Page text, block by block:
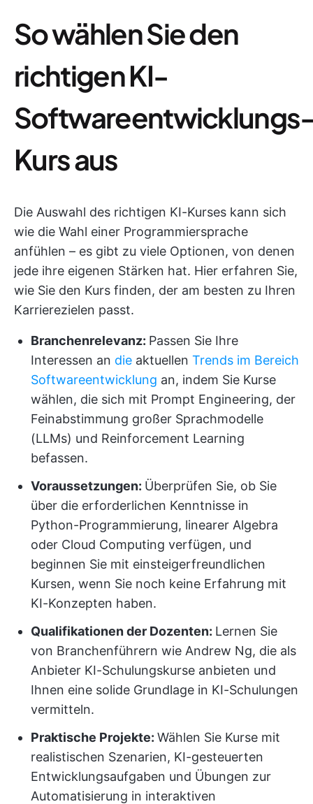
So wählen Sie den
richtigen KI-
Kurs aus
Die Auswahl des richtigen KI-Kurses kann sich
wie die Wahl einer Programmiersprache
anfühlen – es gibt zu viele Optionen, von denen
jede ihre eigenen Stärken hat. Hier erfahren Sie,
wie Sie den Kurs finden, der am besten zu Ihren
Karrierezielen passt.
Branchenrelevanz: Passen Sie Ihre
Interessen an die aktuellen Trends im Bereich
Softwareentwicklung an, indem Sie Kurse
wählen, die sich mit Prompt Engineering, der
Feinabstimmung großer Sprachmodelle
(LLMs) und Reinforcement Learning
befassen.
Voraussetzungen: Überprüfen Sie, ob Sie
über die erforderlichen Kenntnisse in
Python-Programmierung, linearer Algebra
oder Cloud Computing verfügen, und
beginnen Sie mit einsteigerfreundlichen
Kursen, wenn Sie noch keine Erfahrung mit
KI-Konzepten haben.
Qualifikationen der Dozenten: Lernen Sie
von Branchenführern wie Andrew Ng, die als
Anbieter KI-Schulungskurse anbieten und
Ihnen eine solide Grundlage in KI-Schulungen
vermitteln.
Praktische Projekte: Wählen Sie Kurse mit
realistischen Szenarien, KI-gesteuerten
Entwicklungsaufgaben und Übungen zur
Automatisierung in interaktiven